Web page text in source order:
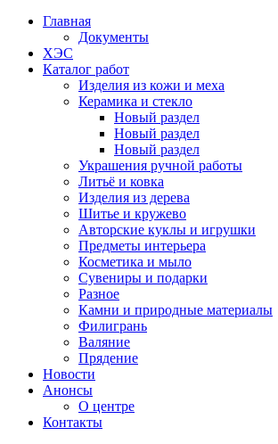
Главная
Документы
ХЭС
Каталог работ
Изделия из кожи и меха
Керамика и стекло
Новый раздел
Новый раздел
Новый раздел
Украшения ручной работы
Литьё и ковка
Изделия из дерева
Шитье и кружево
Авторские куклы и игрушки
Предметы интерьера
Косметика и мыло
Сувениры и подарки
Разное
Камни и природные материалы
Филигрань
Валяние
Прядение
Новости
Анонсы
О центре
Контакты